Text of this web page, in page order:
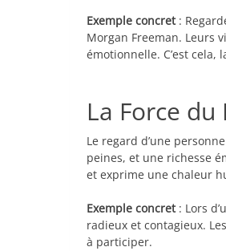
Exemple concret:
Morgan Freeman. Leurs
émotionnelle. C’est
La Force
Le regard d’une
peines, et une richesse
et exprime une chaleur
Exemple concret: Lors
radieux et contagieux.
à participer.